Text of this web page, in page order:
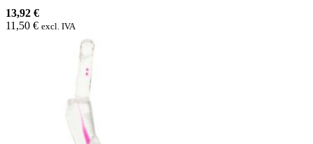
13,92 €
11,50 € excl. IVA